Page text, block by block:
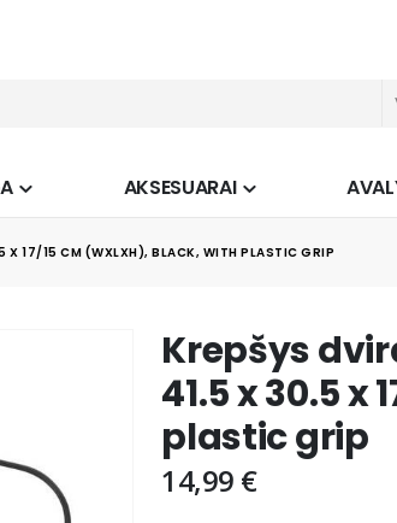
AKSESUARAI
X 17/15 CM (WXLXH), BLACK, WITH PLASTIC GRIP
Krepšys
41.5 x 30.5 x
plastic grip
14,99 €